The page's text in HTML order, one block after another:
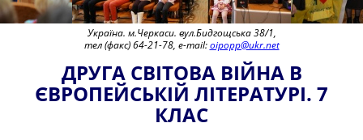
Україна. м.Черкаси. вул.Бидгощська 38/1,
тел (факс) 64-21-78, e-mail:oipopp@ukr.net
ДРУГА СВІТОВА ВІЙНА В
ЄВРОПЕЙСЬКІЙ ЛІТЕРАТУРІ. 7
КЛАС